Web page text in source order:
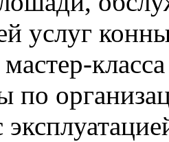
услуг
по